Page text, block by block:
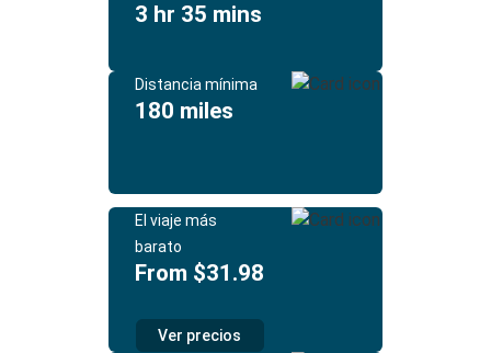
3 hr 35 mins
Distancia mínima
180 miles
El viaje más
barato
From $31.98
Ver precios